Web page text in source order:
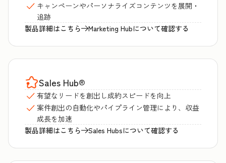
キャンペーンやパーソナライズコンテンツを展開・
追跡
製品詳細はこちら
Marketing Hubについて確認する
Sales Hub®
有望なリードを創出し成約スピードを向上
案件創出の自動化やパイプライン管理により、収益
成長を加速
製品詳細はこちら
Sales Hubsについて確認する